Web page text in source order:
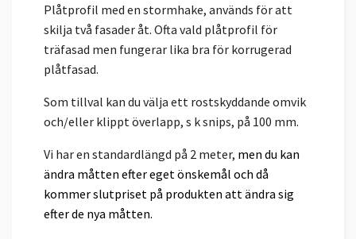
Plåtprofil med en stormhake, används för att
skilja två fasader åt. Ofta vald plåtprofil för
träfasad men fungerar lika bra för korrugerad
plåtfasad.
Som tillval kan du välja ett rostskyddande omvik
och/eller klippt överlapp, s k snips, på 100 mm.
Vi har en standardlängd på 2 meter, men du kan
ändra måtten efter eget önskemål och då
kommer slutpriset på produkten att ändra sig
efter de nya måtten.